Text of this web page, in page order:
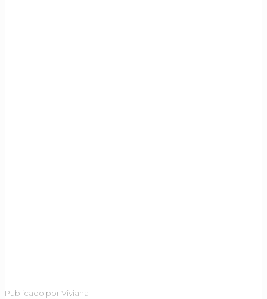
Publicado por Viviana